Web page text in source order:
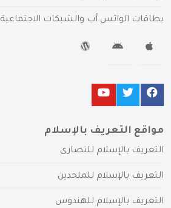
بطاقات الواتس آب والشبكات الاجتماعية
مواقع التعريف بالإسلام
التعريف بالإسلام للنصارى
التعريف بالإسلام للملحدين
التعريف بالإسلام للهندوس